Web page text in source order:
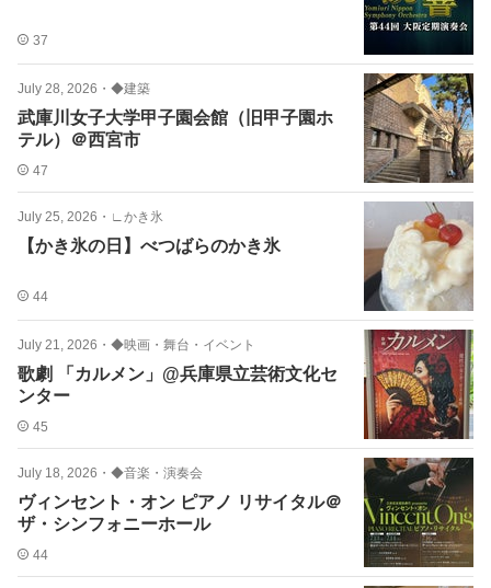
37
July 28, 2026 ・ ◆建築
武庫川女子大学甲子園会館（旧甲子園ホ
テル）＠西宮市
47
July 25, 2026 ・ ∟かき氷
【かき氷の日】べつばらのかき氷
44
July 21, 2026 ・ ◆映画・舞台・イベント
歌劇 「カルメン」@兵庫県立芸術文化セ
ンター
45
July 18, 2026 ・ ◆音楽・演奏会
ヴィンセント・オン ピアノ リサイタル＠
ザ・シンフォニーホール
44